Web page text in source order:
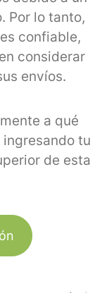
Por lo tanto,
confiable,
considerar
envíos.
a qué
ingresando tu
de esta